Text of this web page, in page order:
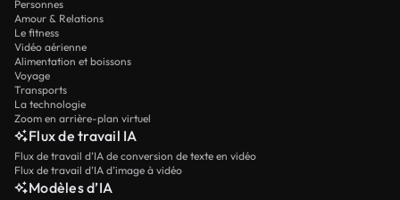
Personnes
Amour & Relations
Le fitness
Vidéo aérienne
Alimentation et boissons
Voyage
Transports
La technologie
Zoom en arrière-plan virtuel
Flux de travail IA
Flux de travail d’IA de conversion de texte en vidéo
Flux de travail d’IA d’image à vidéo
Modèles d’IA